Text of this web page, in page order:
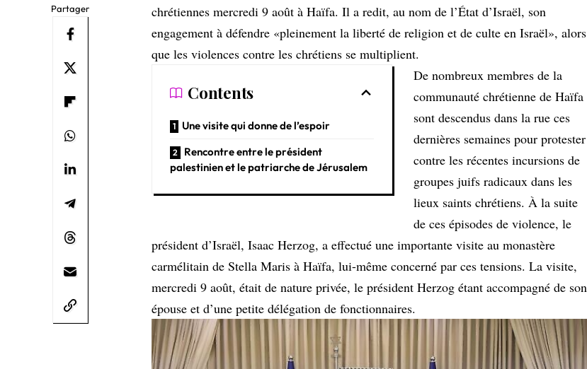
Partager
chrétiennes mercredi 9 août à Haïfa. Il a redit, au nom de l’État d’Israël, son
engagement à défendre «pleinement la liberté de religion et de culte en Israël», alors
que les violences contre les chrétiens se multiplient.
Contents
Une visite qui donne de l’espoir
Rencontre entre le président
palestinien et le patriarche de Jérusalem
De nombreux membres de la
communauté chrétienne de Haïfa
sont descendus dans la rue ces
dernières semaines pour protester
contre les récentes incursions de
groupes juifs radicaux dans les
lieux saints chrétiens. À la suite
de ces épisodes de violence, le
président d’Israël, Isaac Herzog, a effectué une importante visite au monastère
carmélitain de Stella Maris à Haïfa, lui-même concerné par ces tensions. La visite,
mercredi 9 août, était de nature privée, le président Herzog étant accompagné de son
épouse et d’une petite délégation de fonctionnaires.